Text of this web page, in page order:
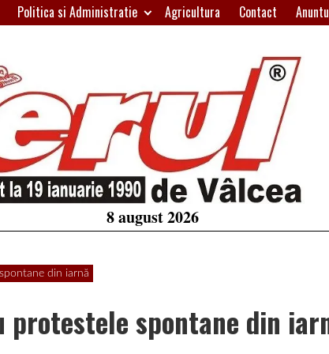
Politica si Administratie Agricultura Contact
8 august 2026
din iarnă
spontane din